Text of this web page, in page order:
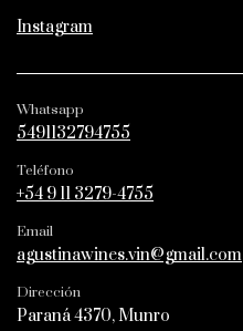
Instagram
Whatsapp
5491132794755
Teléfono
+54 9 11 3279-4755
Email
agustinawines.vin@gmail.com
Dirección
Paraná 4370, Munro